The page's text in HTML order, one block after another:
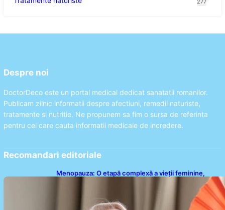
277
Despre noi
DoctorDeco este un portal medical dedicat sanatatii romanilor.
Publicam zilnic informatii despre afectiuni, remedii naturiste,
tratamente si nutritie. Ne propunem sa fim o sursa de referinta
pentru cei care cauta informatii medicale de incredere.
Recomandari editoriale
Menopauza: O etapă complexă a vieții feminine,